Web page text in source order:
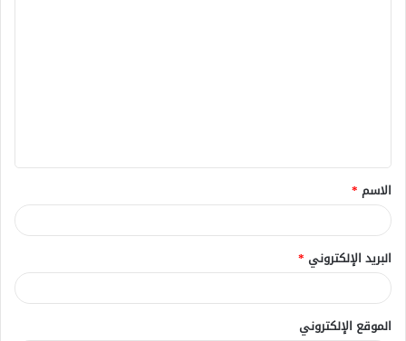
ق
*
الاسم *
البريد الإلكتروني *
الموقع الإلكتروني